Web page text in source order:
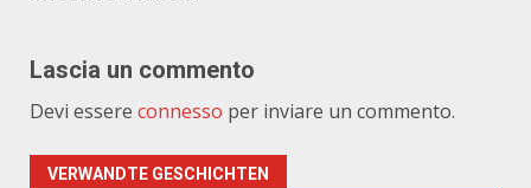
Lascia un commento
Devi essere connesso per inviare un commento.
VERWANDTE GESCHICHTEN